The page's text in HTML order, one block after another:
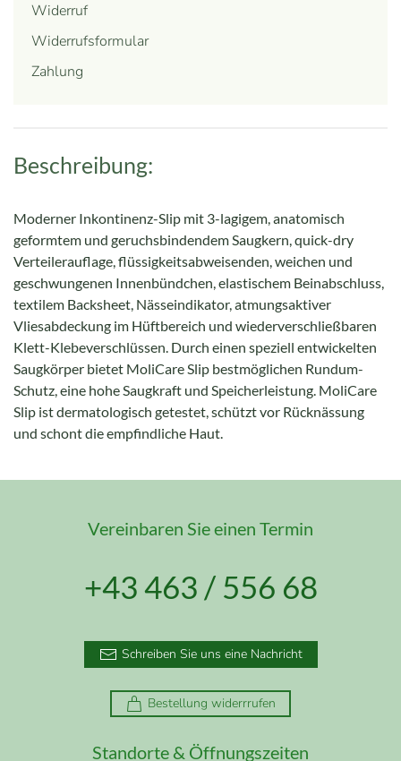
Widerruf
Widerrufsformular
Zahlung
Beschreibung:
Moderner Inkontinenz-Slip mit 3-lagigem, anatomisch
geformtem und geruchsbindendem Saugkern, quick-dry
Verteilerauflage, flüssigkeitsabweisenden, weichen und
geschwungenen Innenbündchen, elastischem Beinabschluss,
textilem Backsheet, Nässeindikator, atmungsaktiver
Vliesabdeckung im Hüftbereich und wiederverschließbaren
Klett-Klebeverschlüssen. Durch einen speziell entwickelten
Saugkörper bietet MoliCare Slip bestmöglichen Rundum-
Schutz, eine hohe Saugkraft und Speicherleistung. MoliCare
Slip ist dermatologisch getestet, schützt vor Rücknässung
und schont die empfindliche Haut.
Vereinbaren Sie einen Termin
+43 463 / 556 68
Schreiben Sie uns eine Nachricht
Bestellung widerrrufen
Standorte & Öffnungszeiten